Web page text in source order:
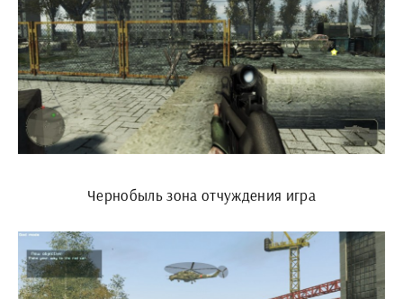
Чернобыль зона отчуждения игра